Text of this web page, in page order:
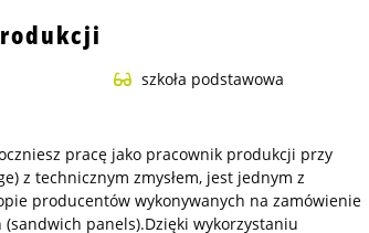
szkoła podstawowa
pracę jako pracownik produkcji przy
z technicznym zmysłem, jest jednym z
producentów wykonywanych na zamówienie
panels).Dzięki wykorzystaniu